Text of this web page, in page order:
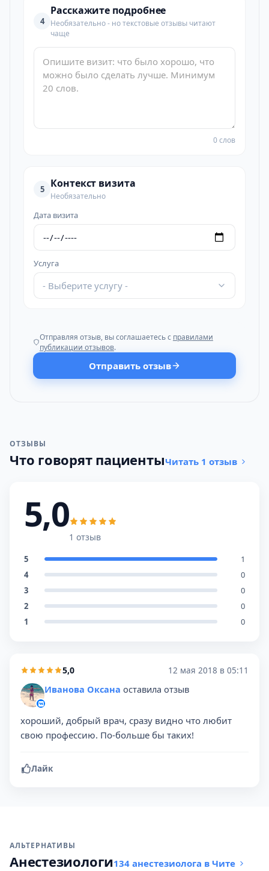
4
Расскажите подробнее
Необязательно - но текстовые отзывы читают
чаще
0 слов
5 Контекст визита
Необязательно
Дата визита
Услуга
- Выберите услугу -
Отправляя отзыв, вы соглашаетесь с правилами
публикации отзывов.
Отправить отзыв
ОТЗЫВЫ
Что говорят пациентыЧитать 1 отзыв
5,0
1 отзыв
5
1
4
0
3
0
2
0
1
0
5,0 12 мая 2018 в 05:11
Иванова Оксана оставила отзыв
хороший, добрый врач, сразу видно что любит
свою профессию. По-больше бы таких!
Лайк
АЛЬТЕРНАТИВЫ
Анестезиологи134 анестезиолога в Чите